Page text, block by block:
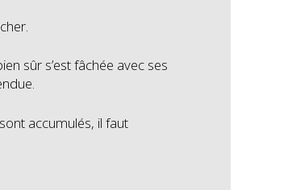
sûr s’est fâchée avec ses
accumulés, il faut